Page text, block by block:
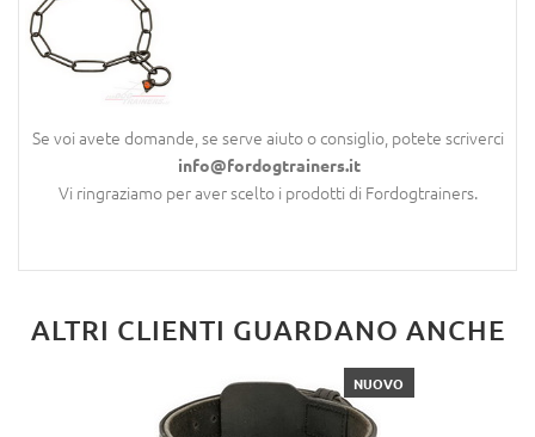
Se voi avete domande, se serve aiuto o consiglio, potete scriverci
info@fordogtrainers.it
Vi ringraziamo per aver scelto i prodotti di Fordogtrainers.
ALTRI CLIENTI GUARDANO ANCHE
NUOVO